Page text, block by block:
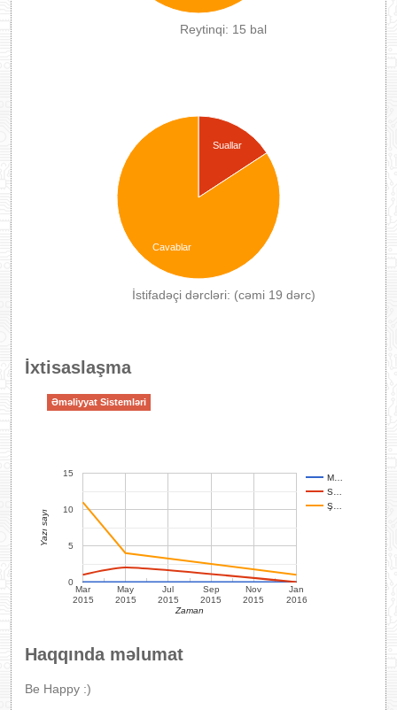
Reytinqi: 15 bal
Suallar
Cavablar
İstifadəçi dərcləri: (cəmi 19 dərc)
İxtisaslaşma
Əməliyyat Sistemləri
M…
S…
Ş…
Mar
2015
May
2015
Jul
2015
Sep
2015
Nov
2015
Jan
2016
0
5
10
15
Zaman
Yazı sayı
Haqqında məlumat
Be Happy :)